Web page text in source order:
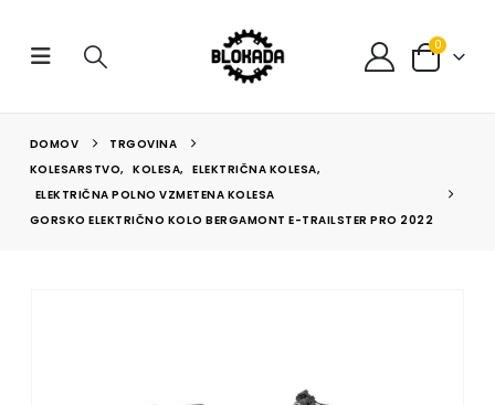
0
DOMOV
TRGOVINA
KOLESARSTVO, KOLESA, ELEKTRIČNA KOLESA,
ELEKTRIČNA POLNO VZMETENA KOLESA
GORSKO ELEKTRIČNO KOLO BERGAMONT E-TRAILSTER PRO 2022